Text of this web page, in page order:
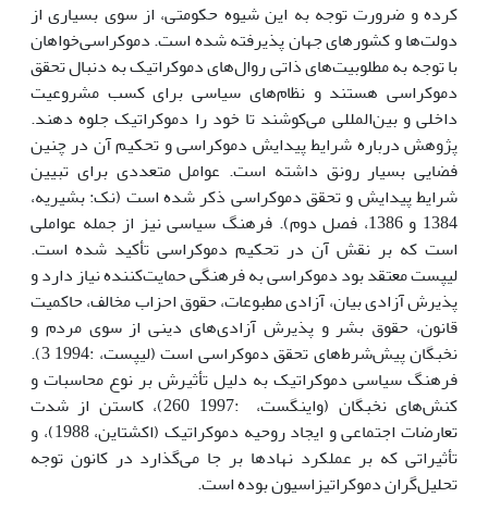
کرده و ضرورت توجه به این شیوه حکومتى، از سوى بسیارى از
دولت‌ها و کشورهاى جهان پذیرفته شده است. دموکراسى‌خواهان
با توجه به مطلوبیت‌هاى ذاتى روال‌هاى دموکراتیک به دنبال تحقق
دموکراسى هستند و نظام‌هاى سیاسى براى کسب مشروعیت
داخلى و بین‌المللى مى‌کوشند تا خود را دموکراتیک جلوه دهند.
پژوهش درباره شرایط پیدایش دموکراسى و تحکیم آن در چنین
فضایى بسیار رونق داشته است. عوامل متعددى براى تبیین
شرایط پیدایش و تحقق دموکراسى ذکر شده است (نک: بشیریه،
1384 و 1386، فصل دوم). فرهنگ سیاسى نیز از جمله عواملى
است که بر نقش آن در تحکیم دموکراسى تأکید شده است.
لیپست معتقد بود دموکراسى به فرهنگى حمایت‌کننده نیاز دارد و
پذیرش آزادى بیان، آزادى مطبوعات، حقوق احزاب مخالف، حاکمیت
قانون، حقوق بشر و پذیرش آزادى‌هاى دینى از سوى مردم و
نخبگان پیش‌شرط‌هاى تحقق دموکراسى است (لیپست، :1994 3).
فرهنگ سیاسى دموکراتیک به دلیل تأثیرش بر نوع محاسبات و
کنش‌هاى نخبگان (واینگست، :1997 260)، کاستن از شدت
تعارضات اجتماعى و ایجاد روحیه دموکراتیک (اکشتاین، 1988)، و
تأثیراتى که بر عملکرد نهادها بر جا مى‌گذارد در کانون توجه
تحلیل‌گران دموکراتیزاسیون بوده است.